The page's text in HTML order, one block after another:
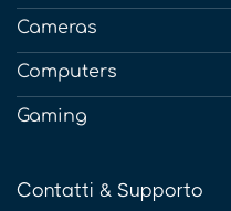
Cameras
Computers
Gaming
Contatti & Supporto